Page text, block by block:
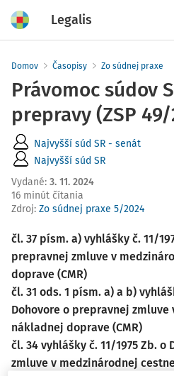
Legalis
Domov Časopisy Zo súdnej praxe
Právomoc súdov
prepravy (ZSP
Najvyšší súd SR - senát
Najvyšší súd SR
Vydané: 3. 11. 2024
16 minút čítania
Zdroj: Zo súdnej praxe 5/2024
čl. 37 písm. a) vyhlášky č. 11/
prepravnej zmluve v
doprave (CMR)
čl. 31 ods. 1 písm. a) a b)
Dohovore o prepravnej
nákladnej doprave (CMR)
čl. 34 vyhlášky č. 11/1975 Zb. o
zmluve v medzinárodnej